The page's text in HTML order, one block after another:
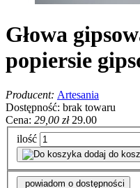
Głowa
popiersie
Producent: Artesania
Dostępność: brak towaru
Cena: 29,00 zł 29.00
ilość
dodaj do
powiadom o dostępności